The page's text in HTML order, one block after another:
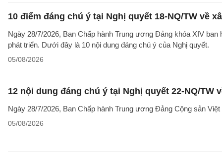
10 điểm đáng chú ý tại Nghị quyết 18-NQ/TW về
Ngày 28/7/2026, Ban Chấp hành Trung ương Đảng khóa XIV
phát triển. Dưới đây là 10 nội dung đáng chú ý của Nghị quyết.
05/08/2026
12 nội dung đáng chú ý tại Nghị quyết 22-NQ/TW
Ngày 28/7/2026, Ban Chấp hành Trung ương Đảng Cộng sản
05/08/2026